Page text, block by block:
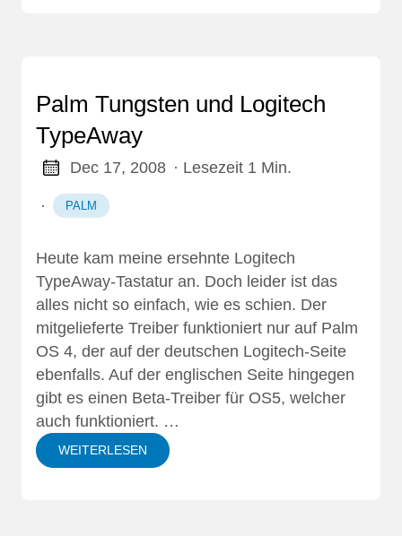
Palm Tungsten und Logitech
TypeAway
Dec 17, 2008 · Lesezeit 1 Min.
· PALM
Heute kam meine ersehnte Logitech
TypeAway-Tastatur an. Doch leider ist das
alles nicht so einfach, wie es schien. Der
mitgelieferte Treiber funktioniert nur auf Palm
OS 4, der auf der deutschen Logitech-Seite
ebenfalls. Auf der englischen Seite hingegen
gibt es einen Beta-Treiber für OS5, welcher
auch funktioniert. …
WEITERLESEN